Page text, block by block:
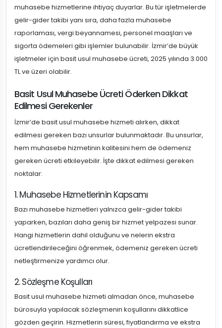
muhasebe hizmetlerine ihtiyaç duyarlar. Bu tür işletmelerde
gelir-gider takibi yanı sıra, daha fazla muhasebe
raporlaması, vergi beyannamesi, personel maaşları ve
sigorta ödemeleri gibi işlemler bulunabilir. İzmir’de büyük
işletmeler için basit usul muhasebe ücreti, 2025 yılında 3.000
TL ve üzeri olabilir.
Basit Usul Muhasebe Ücreti Öderken Dikkat
Edilmesi Gerekenler
İzmir’de basit usul muhasebe hizmeti alırken, dikkat
edilmesi gereken bazı unsurlar bulunmaktadır. Bu unsurlar,
hem muhasebe hizmetinin kalitesini hem de ödemeniz
gereken ücreti etkileyebilir. İşte dikkat edilmesi gereken
noktalar:
1. Muhasebe Hizmetlerinin Kapsamı
Bazı muhasebe hizmetleri yalnızca gelir-gider takibi
yaparken, bazıları daha geniş bir hizmet yelpazesi sunar.
Hangi hizmetlerin dahil olduğunu ve nelerin ekstra
ücretlendirileceğini öğrenmek, ödemeniz gereken ücreti
netleştirmenize yardımcı olur.
2. Sözleşme Koşulları
Basit usul muhasebe hizmeti almadan önce, muhasebe
bürosuyla yapılacak sözleşmenin koşullarını dikkatlice
gözden geçirin. Hizmetlerin süresi, fiyatlandırma ve ekstra